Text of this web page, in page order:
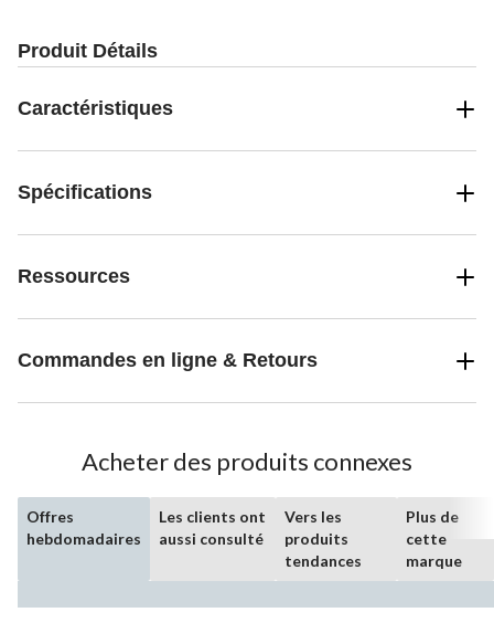
Produit Détails
Caractéristiques
Spécifications
Ressources
Commandes en ligne & Retours
Acheter des produits connexes
Offres
hebdomadaires
Les clients ont
aussi consulté
Vers les
produits
tendances
Plus de
cette
marque